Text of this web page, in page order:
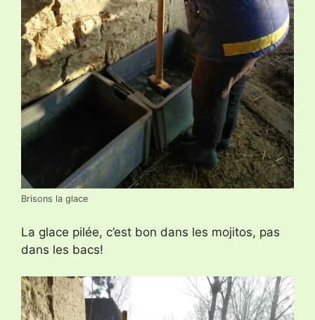
Brisons la glace
La glace pilée, c’est bon dans les mojitos, pas
dans les bacs!